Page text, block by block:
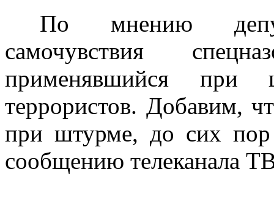
По мнению
самочувствия
применявшийся при
террористов. Добавим,
при штурме, до сих
сообщению телеканала